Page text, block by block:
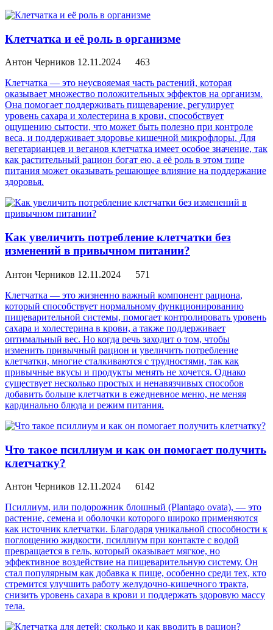
Клетчатка и её роль в организме
Антон Черников 12.11.2024
463
Клетчатка — это неусвояемая часть растений, которая
оказывает множество положительных эффектов на организм.
Она помогает поддерживать пищеварение, регулирует
уровень сахара и холестерина в крови, способствует
ощущению сытости, что может быть полезно при контроле
веса, и поддерживает здоровье кишечной микрофлоры. Для
вегетарианцев и веганов клетчатка имеет особое значение, так
как растительный рацион богат ею, а её роль в этом типе
питания может оказывать решающее влияние на поддержание
здоровья.
Как увеличить потребление клетчатки без
изменений в привычном питании?
Антон Черников 12.11.2024
571
Клетчатка — это жизненно важный компонент рациона,
который способствует нормальному функционированию
пищеварительной системы, помогает контролировать уровень
сахара и холестерина в крови, а также поддерживает
оптимальный вес. Но когда речь заходит о том, чтобы
изменить привычный рацион и увеличить потребление
клетчатки, многие сталкиваются с трудностями, так как
привычные вкусы и продукты менять не хочется. Однако
существует несколько простых и ненавязчивых способов
добавить больше клетчатки в ежедневное меню, не меняя
кардинально блюда и режим питания.
Что такое псиллиум и как он помогает получить
клетчатку?
Антон Черников 12.11.2024
6142
Псиллиум, или подорожник блошный (Plantago ovata), — это
растение, семена и оболочки которого широко применяются
как источник клетчатки. Благодаря уникальной способности к
поглощению жидкости, псиллиум при контакте с водой
превращается в гель, который оказывает мягкое, но
эффективное воздействие на пищеварительную систему. Он
стал популярным как добавка к пище, особенно среди тех, кто
стремится улучшить работу желудочно-кишечного тракта,
снизить уровень сахара в крови и поддержать здоровую массу
тела.